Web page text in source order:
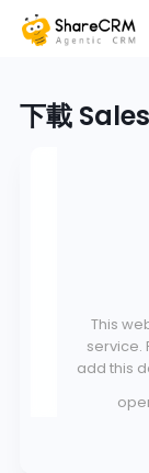
下載
This
service.
add this